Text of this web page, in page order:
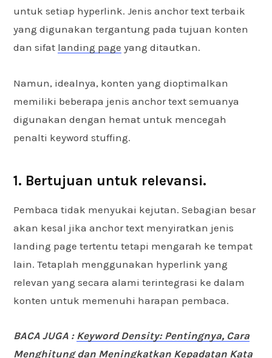
untuk setiap hyperlink. Jenis anchor text terbaik
yang digunakan tergantung pada tujuan konten
dan sifat landing page yang ditautkan.
Namun, idealnya, konten yang dioptimalkan
memiliki beberapa jenis anchor text semuanya
digunakan dengan hemat untuk mencegah
penalti keyword stuffing.
1. Bertujuan untuk relevansi.
Pembaca tidak menyukai kejutan. Sebagian besar
akan kesal jika anchor text menyiratkan jenis
landing page tertentu tetapi mengarah ke tempat
lain. Tetaplah menggunakan hyperlink yang
relevan yang secara alami terintegrasi ke dalam
konten untuk memenuhi harapan pembaca.
BACA JUGA : Keyword Density: Pentingnya, Cara
Menghitung dan Meningkatkan Kepadatan Kata